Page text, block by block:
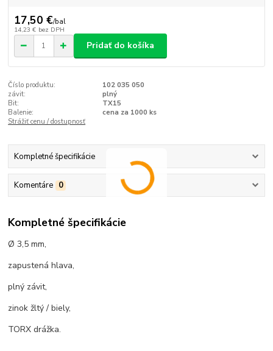
17,50 €/bal
14,23 € bez DPH
Pridať do košíka
Číslo produktu:
102 035 050
závit:
plný
Bit:
TX15
Balenie:
cena za 1000 ks
Strážiť cenu / dostupnosť
Kompletné špecifikácie
Komentáre 0
Kompletné špecifikácie
Ø 3,5 mm,
zapustená hlava,
plný závit,
zinok žltý / biely,
TORX drážka.